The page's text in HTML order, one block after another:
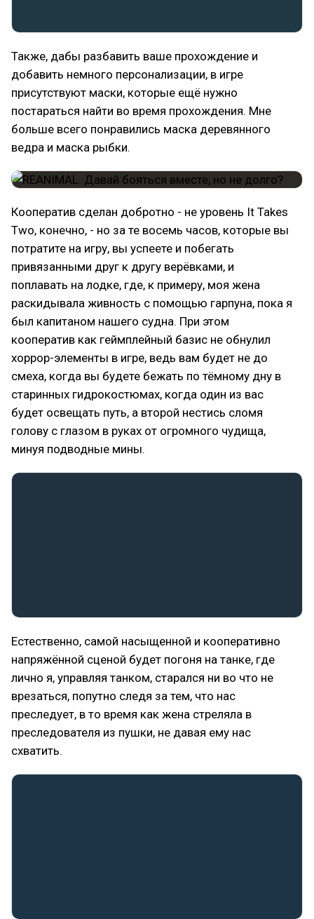
Также, дабы разбавить ваше прохождение и
добавить немного персонализации, в игре
присутствуют маски, которые ещё нужно
постараться найти во время прохождения. Мне
больше всего понравились маска деревянного
ведра и маска рыбки.
Кооператив сделан добротно - не уровень It Takes
Two, конечно, - но за те восемь часов, которые вы
потратите на игру, вы успеете и побегать
привязанными друг к другу верёвками, и
поплавать на лодке, где, к примеру, моя жена
раскидывала живность с помощью гарпуна, пока я
был капитаном нашего судна. При этом
кооператив как геймплейный базис не обнулил
хоррор-элементы в игре, ведь вам будет не до
смеха, когда вы будете бежать по тёмному дну в
старинных гидрокостюмах, когда один из вас
будет освещать путь, а второй нестись сломя
голову с глазом в руках от огромного чудища,
минуя подводные мины.
Естественно, самой насыщенной и кооперативно
напряжённой сценой будет погоня на танке, где
лично я, управляя танком, старался ни во что не
врезаться, попутно следя за тем, что нас
преследует, в то время как жена стреляла в
преследователя из пушки, не давая ему нас
схватить.